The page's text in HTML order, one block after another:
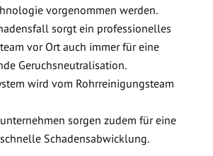
vorgenommen werden.
sorgt ein professionelles
vor Ort auch immer für eine
Geruchsneutralisation.
wird vom Rohrreinigungsteam
sorgen zudem für eine
Schadensabwicklung.